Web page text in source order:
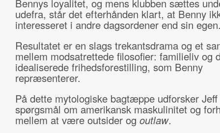
Bennys loyalitet, og mens klubben sættes
udefra, står det efterhånden klart, at Benny
interesseret i andre dagsordener end sin
Resultatet er en slags trekantsdrama og et
mellem modsatrettede filosofier: familieliv og
idealiserede frihedsforestilling, som Benny
repræsenterer.
På dette mytologiske bagtæppe udforsker
spørgsmål om amerikansk maskulinitet og
mellem at være outsider og outlaw.